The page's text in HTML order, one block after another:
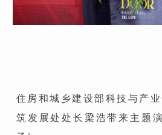
住房和城乡建设部科技与产
筑发展处处长梁浩带来主题